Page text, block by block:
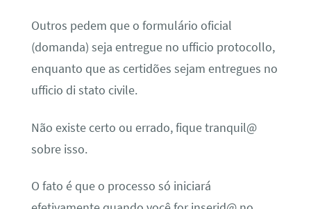
Outros pedem que o formulário oficial
(domanda) seja entregue no ufficio protocollo,
enquanto que as certidões sejam entregues no
ufficio di stato civile.
Não existe certo ou errado, fique tranquil@
sobre isso.
O fato é que o processo só iniciará